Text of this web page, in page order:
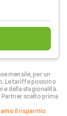
mensile, per un
Le tariffe possono
e della stagionalità.
scelto prima
il risparmio